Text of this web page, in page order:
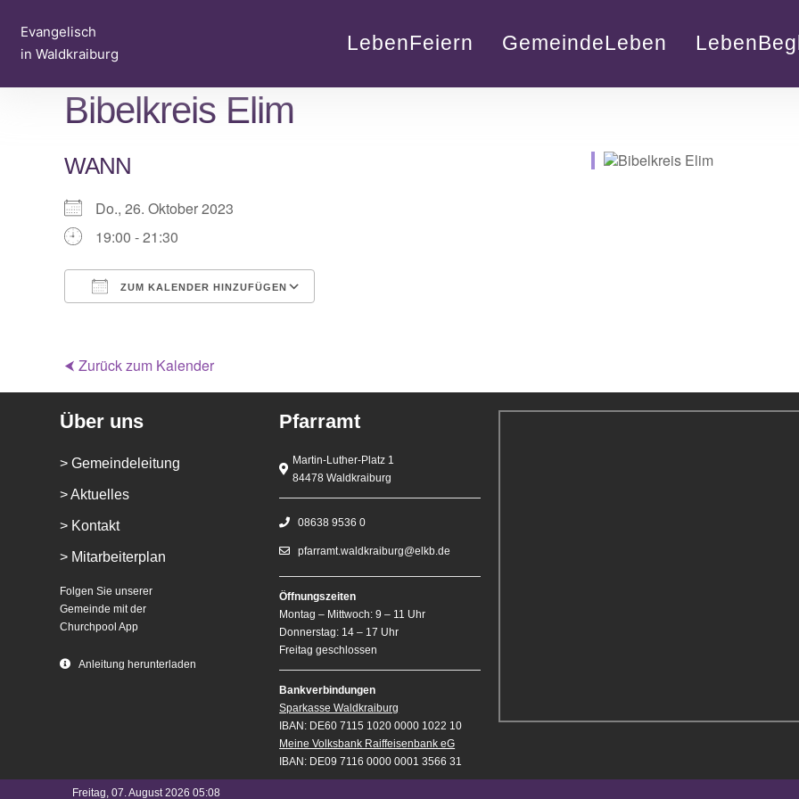
Inhalt
springen
Evangelisch
in Waldkraiburg
LebenFeiern GemeindeLeben
Bibelkreis Elim
WANN
Do., 26. Oktober 2023
19:00 - 21:30
ZUM KALENDER HINZUFÜGEN
⮜ Zurück zum Kalender
Über uns
> Gemeindeleitung
> Aktuelles
> Kontakt
> Mitarbeiterplan
Folgen Sie unserer
Gemeinde mit der
Churchpool App
Anleitung herunterladen
Pfarramt
Martin-Luther-Platz 1
84478 Waldkraiburg
08638 9536 0
pfarramt.waldkraiburg@elkb.de
Öffnungszeiten
Montag – Mittwoch: 9 – 11 Uhr
Donnerstag: 14 – 17 Uhr
Freitag geschlossen
Bankverbindungen
Sparkasse Waldkraiburg
IBAN: DE60 7115 1020 0000 1022 10
Meine Volksbank Raiffeisenbank eG
IBAN: DE09 7116 0000 0001 3566 31
Freitag, 07. August 2026 05:08